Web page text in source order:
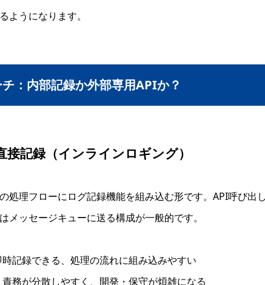
ようになります。
：内部記録か外部専用APIか？
接記録（インラインロギング）
処理フローにログ記録機能を組み込む形です。API呼び出
メッセージキューに送る構成が一般的です。
記録できる、処理の流れに組み込みやすい
務が分散しやすく、開発・保守が煩雑になる